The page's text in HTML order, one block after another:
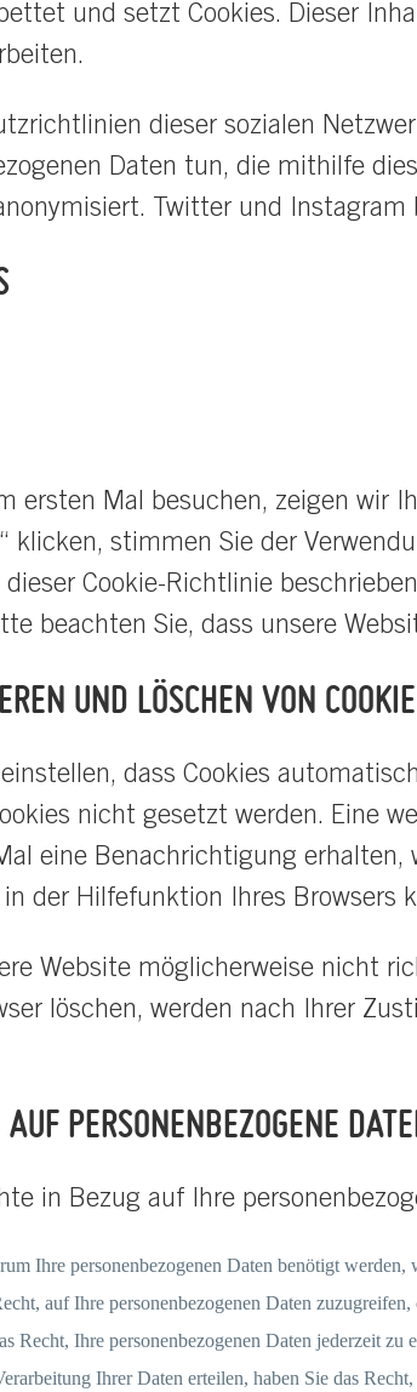
und setzt Cookies. Dieser
dieser sozialen
Daten tun, die mithilfe
Twitter und
ersten Mal besuchen, zeigen wir
klicken, stimmen Sie der
Cookie-Richtlinie
beachten Sie, dass unsere
UND LÖSCHEN VON
dass Cookies
nicht gesetzt werden. Eine
eine Benachrichtigung
der Hilfefunktion Ihres Browsers
Website möglicherweise nicht
löschen, werden nach Ihrer
PERSONENBEZOGENE
in Bezug auf Ihre
Ihre personenbezogenen Daten benötigt
auf Ihre personenbezogenen Daten zuzugreifen,
Recht, Ihre personenbezogenen Daten jederzeit zu
Ihrer Daten erteilen, haben Sie das